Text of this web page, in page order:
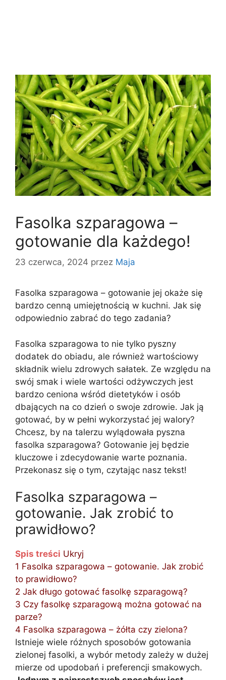
Fasolka szparagowa –
gotowanie dla każdego!
23 czerwca, 2024 przez Maja
Fasolka szparagowa – gotowanie jej okaże się
bardzo cenną umiejętnością w kuchni. Jak się
odpowiednio zabrać do tego zadania?
Fasolka szparagowa to nie tylko pyszny
dodatek do obiadu, ale również wartościowy
składnik wielu zdrowych sałatek. Ze względu na
swój smak i wiele wartości odżywczych jest
bardzo ceniona wśród dietetyków i osób
dbających na co dzień o swoje zdrowie. Jak ją
gotować, by w pełni wykorzystać jej walory?
Chcesz, by na talerzu wylądowała pyszna
fasolka szparagowa? Gotowanie jej będzie
kluczowe i zdecydowanie warte poznania.
Przekonasz się o tym, czytając nasz tekst!
Fasolka szparagowa –
gotowanie. Jak zrobić to
prawidłowo?
Spis treści Ukryj
1 Fasolka szparagowa – gotowanie. Jak zrobić
to prawidłowo?
2 Jak długo gotować fasolkę szparagową?
3 Czy fasolkę szparagową można gotować na
parze?
4 Fasolka szparagowa – żółta czy zielona?
Istnieje wiele różnych sposobów gotowania
zielonej fasolki, a wybór metody zależy w dużej
mierze od upodobań i preferencji smakowych.